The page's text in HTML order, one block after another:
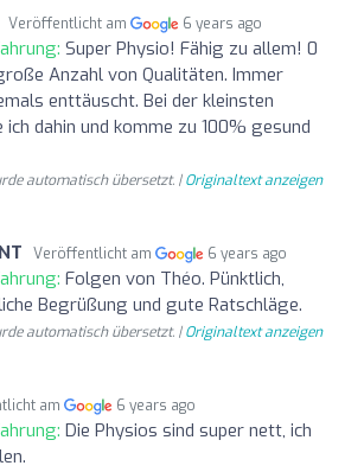
Veröffentlicht am 6 years ago
Super Physio! Fähig zu allem! 0
Anzahl von Qualitäten. Immer
enttäuscht. Bei der kleinsten
dahin und komme zu 100% gesund
automatisch übersetzt. |Originaltext anzeigen
Veröffentlicht am 6 years ago
Folgen von Théo. Pünktlich,
Begrüßung und gute Ratschläge.
automatisch übersetzt. |Originaltext anzeigen
am 6 years ago
Die Physios sind super nett, ich